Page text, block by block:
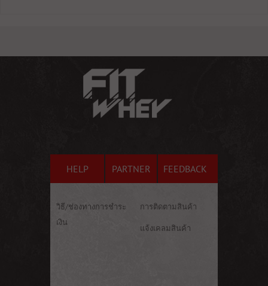
HELP PARTNER FEEDBACK
วิธี/ช่องทางการชำระ
เงิน
การติดตามสินค้า
แจ้งเคลมสินค้า